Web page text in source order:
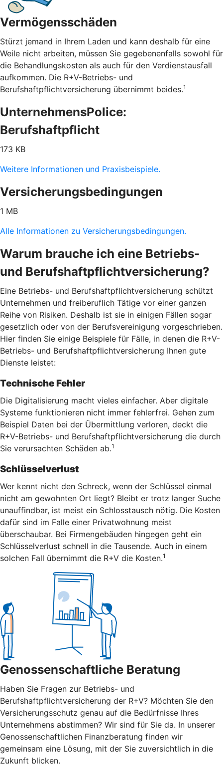
Vermögensschäden
Stürzt jemand in Ihrem Laden und kann deshalb für eine
Weile nicht arbeiten, müssen Sie gegebenenfalls sowohl für
die Behandlungskosten als auch für den Verdienstausfall
aufkommen. Die R+V-Betriebs- und
Berufshaftpflichtversicherung übernimmt beides.1
UnternehmensPolice:
Berufshaftpflicht
173 KB
Weitere Informationen und Praxisbeispiele.
Versicherungsbedingungen
1 MB
Alle Informationen zu Versicherungsbedingungen.
Warum brauche ich eine Betriebs-
und Berufshaftpflichtversicherung?
Eine Betriebs- und Berufshaftpflichtversicherung schützt
Unternehmen und freiberuflich Tätige vor einer ganzen
Reihe von Risiken. Deshalb ist sie in einigen Fällen sogar
gesetzlich oder von der Berufsvereinigung vorgeschrieben.
Hier finden Sie einige Beispiele für Fälle, in denen die R+V-
Betriebs- und Berufshaftpflichtversicherung Ihnen gute
Dienste leistet:
Technische Fehler
Die Digitalisierung macht vieles einfacher. Aber digitale
Systeme funktionieren nicht immer fehlerfrei. Gehen zum
Beispiel Daten bei der Übermittlung verloren, deckt die
R+V-Betriebs- und Berufshaftpflichtversicherung die durch
Sie verursachten Schäden ab.1
Schlüsselverlust
Wer kennt nicht den Schreck, wenn der Schlüssel einmal
nicht am gewohnten Ort liegt? Bleibt er trotz langer Suche
unauffindbar, ist meist ein Schlosstausch nötig. Die Kosten
dafür sind im Falle einer Privatwohnung meist
überschaubar. Bei Firmengebäuden hingegen geht ein
Schlüsselverlust schnell in die Tausende. Auch in einem
solchen Fall übernimmt die R+V die Kosten.1
Genossenschaftliche Beratung
Haben Sie Fragen zur Betriebs- und
Berufshaftpflichtversicherung der R+V? Möchten Sie den
Versicherungsschutz genau auf die Bedürfnisse Ihres
Unternehmens abstimmen? Wir sind für Sie da. In unserer
Genossenschaftlichen Finanzberatung finden wir
gemeinsam eine Lösung, mit der Sie zuversichtlich in die
Zukunft blicken.